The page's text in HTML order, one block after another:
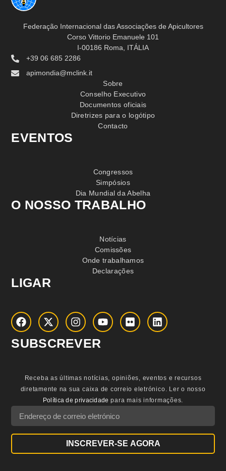
Federação Internacional das Associações de Apicultores
Corso Vittorio Emanuele 101
I-00186 Roma, ITÁLIA
+39 06 685 2286
apimondia@mclink.it
Sobre
Conselho Executivo
Documentos oficiais
Diretrizes para o logótipo
Contacto
EVENTOS
Congressos
Simpósios
Dia Mundial da Abelha
O NOSSO TRABALHO
Notícias
Comissões
Onde trabalhamos
Declarações
LIGAR
SUBSCREVER
Receba as últimas notícias, opiniões, eventos e recursos
diretamente na sua caixa de correio eletrónico. Ler o nosso
Política de privacidade para mais informações.
INSCREVER-SE AGORA